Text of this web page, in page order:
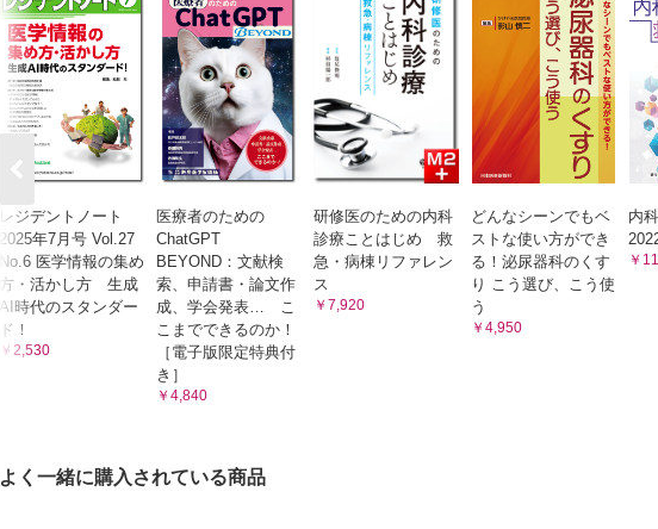
配信予定)
・2023年8月号 Vol.25 No.7 栄養療法 ひとまずこれだけ！～栄養剤・食形態、投
を集めました(7/17配信予定)
・2023年9月号 Vol.25 No.9 重要疾患を見落とさない！ 心エコー 症候別の
・2023年10月号 Vo.25 No.10 外傷初期診療 軽症に隠れた重症も見逃さない！(9/17
・2023年11月号 Vol.25 No.12 病棟でもう迷わない！ 高齢者によくある症候の診か
・2023年12月号 Vol.25 No.13 脳卒中診療 THE スタンダード(11/19配信予定)
※本製品はPCでの閲覧も可能です。
製品のご購入後、「購入済ライセンス一覧」より、オンライン環境で閲覧可能な
推奨ブラウザ： Firefox 最新版 / Google Chrome 最新版 / Safari 最新版
レジデントノート
2025年7月号 Vol.27
No.6 医学情報の集め
方・活かし方 生成
AI時代のスタンダー
ド！
￥2,530
医療者のための
ChatGPT
BEYOND：文献検
索、申請書・論文作
成、学会発表… こ
こまでできるのか！
［電子版限定特典付
き］
￥4,840
研修医のための内科
診療ことはじめ 救
急・病棟リファレン
ス
￥7,920
どんなシーンでもベ
ストな使い方ができ
る！泌尿器科のくす
り こう選び、こう使
う
￥4,950
内
￥
よく一緒に購入されている商品